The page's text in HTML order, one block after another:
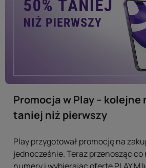
Promocja w Play – kolejne
taniej niż pierwszy
Play przygotował promocję na
jednocześnie. Teraz przenosząc